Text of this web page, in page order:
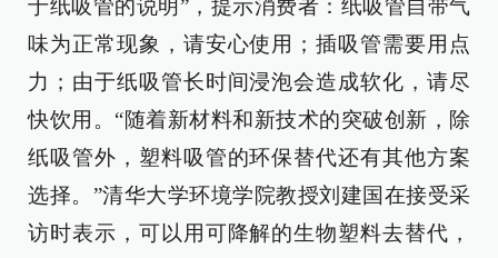
于纸吸管的说明”，提示消费者：纸吸管自带气
味为正常现象，请安心使用；插吸管需要用点
力；由于纸吸管长时间浸泡会造成软化，请尽
快饮用。“随着新材料和新技术的突破创新，除
纸吸管外，塑料吸管的环保替代还有其他方案
选择。”清华大学环境学院教授刘建国在接受采
访时表示，可以用可降解的生物塑料去替代，